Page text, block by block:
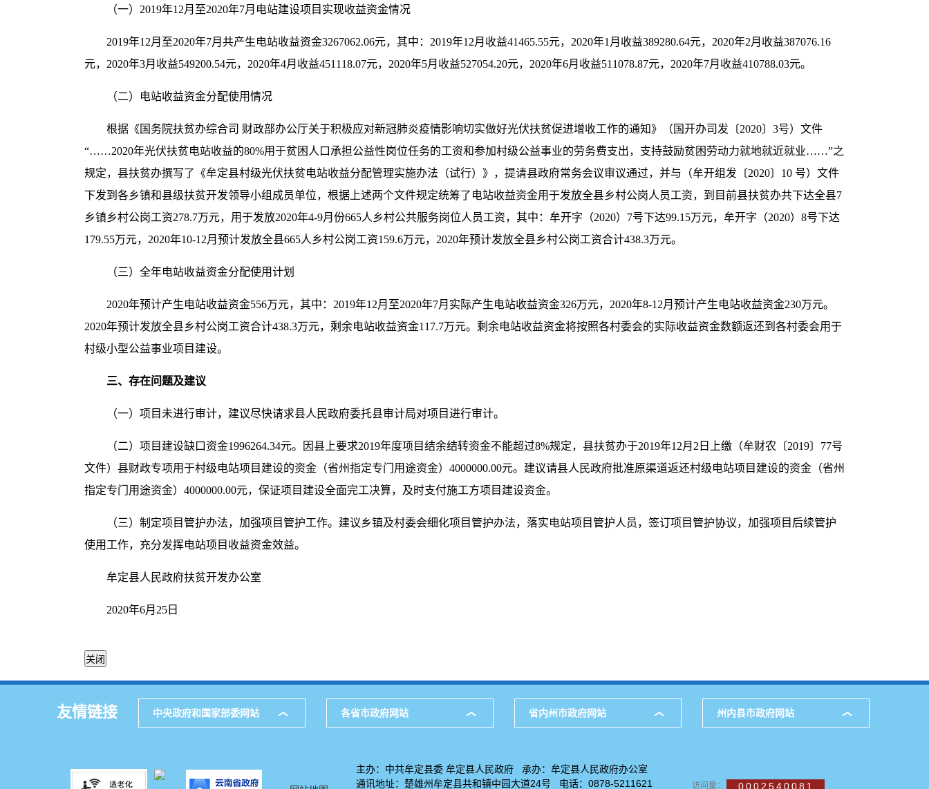
（一）2019年12月至2020年7月电站建设项目实现收益资金情况
2019年12月至2020年7月共产生电站收益资金3267062.06元，其中：2019年12月收益41465.55元，2020年1月收益389280.64元，2020年2月收益387076.16
元，2020年3月收益549200.54元，2020年4月收益451118.07元，2020年5月收益527054.20元，2020年6月收益511078.87元，2020年7月收益410788.03元。
（二）电站收益资金分配使用情况
根据《国务院扶贫办综合司 财政部办公厅关于积极应对新冠肺炎疫情影响切实做好光伏扶贫促进增收工作的通知》（国开办司发〔2020〕3号）文件
“……2020年光伏扶贫电站收益的80%用于贫困人口承担公益性岗位任务的工资和参加村级公益事业的劳务费支出，支持鼓励贫困劳动力就地就近就业……”之
规定，县扶贫办撰写了《牟定县村级光伏扶贫电站收益分配管理实施办法（试行）》，提请县政府常务会议审议通过，并与（牟开组发〔2020〕10 号）文件
下发到各乡镇和县级扶贫开发领导小组成员单位，根据上述两个文件规定统筹了电站收益资金用于发放全县乡村公岗人员工资，到目前县扶贫办共下达全县7
乡镇乡村公岗工资278.7万元，用于发放2020年4-9月份665人乡村公共服务岗位人员工资，其中：牟开字（2020）7号下达99.15万元，牟开字（2020）8号下达
179.55万元，2020年10-12月预计发放全县665人乡村公岗工资159.6万元，2020年预计发放全县乡村公岗工资合计438.3万元。
（三）全年电站收益资金分配使用计划
2020年预计产生电站收益资金556万元，其中：2019年12月至2020年7月实际产生电站收益资金326万元，2020年8-12月预计产生电站收益资金230万元。
2020年预计发放全县乡村公岗工资合计438.3万元，剩余电站收益资金117.7万元。剩余电站收益资金将按照各村委会的实际收益资金数额返还到各村委会用于
村级小型公益事业项目建设。
三、存在问题及建议
（一）项目未进行审计，建议尽快请求县人民政府委托县审计局对项目进行审计。
（二）项目建设缺口资金1996264.34元。因县上要求2019年度项目结余结转资金不能超过8%规定，县扶贫办于2019年12月2日上缴（牟财农〔2019〕77号
文件）县财政专项用于村级电站项目建设的资金（省州指定专门用途资金）4000000.00元。建议请县人民政府批准原渠道返还村级电站项目建设的资金（省州
指定专门用途资金）4000000.00元，保证项目建设全面完工决算，及时支付施工方项目建设资金。
（三）制定项目管护办法，加强项目管护工作。建议乡镇及村委会细化项目管护办法，落实电站项目管护人员，签订项目管护协议，加强项目后续管护
使用工作，充分发挥电站项目收益资金效益。
牟定县人民政府扶贫开发办公室
2020年6月25日
友情链接 中央政府和国家部委网站 各省市政府网站 省内州市政府网站 州内县市政府网站
主办：中共牟定县委 牟定县人民政府 承办：牟定县人民政府办公室
通讯地址：楚雄州牟定县共和镇中园大道24号 电话：0878-5211621
访问量： 0002540081